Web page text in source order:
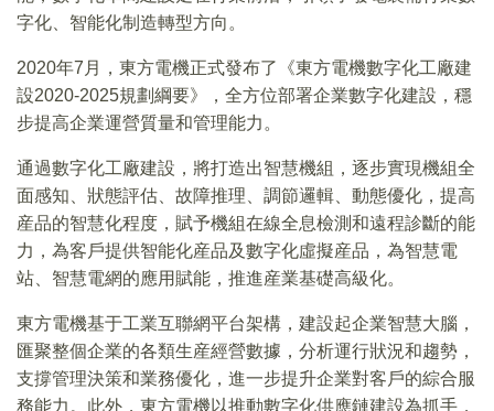
字化、智能化制造轉型方向。
2020年7月，東方電機正式發布了《東方電機數字化工廠建
設2020-2025規劃綱要》，全方位部署企業數字化建設，穩
步提高企業運營質量和管理能力。
通過數字化工廠建設，將打造出智慧機組，逐步實現機組全
面感知、狀態評估、故障推理、調節邏輯、動態優化，提高
産品的智慧化程度，賦予機組在線全息檢測和遠程診斷的能
力，為客戶提供智能化産品及數字化虛擬産品，為智慧電
站、智慧電網的應用賦能，推進産業基礎高級化。
東方電機基于工業互聯網平台架構，建設起企業智慧大腦，
匯聚整個企業的各類生産經營數據，分析運行狀況和趨勢，
支撐管理決策和業務優化，進一步提升企業對客戶的綜合服
務能力。此外，東方電機以推動數字化供應鏈建設為抓手，